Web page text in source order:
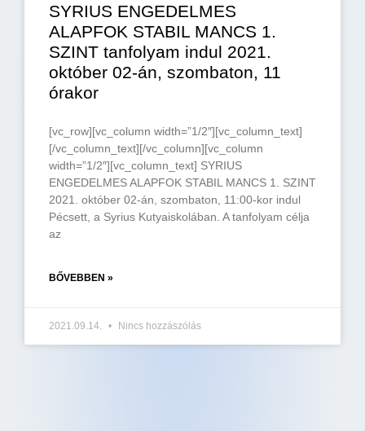
SYRIUS ENGEDELMES
ALAPFOK STABIL MANCS 1.
SZINT tanfolyam indul 2021.
október 02-án, szombaton, 11
órakor
[vc_row][vc_column width=”1/2″][vc_column_text]
[/vc_column_text][/vc_column][vc_column
width=”1/2″][vc_column_text] SYRIUS
ENGEDELMES ALAPFOK STABIL MANCS 1. SZINT
2021. október 02-án, szombaton, 11:00-kor indul
Pécsett, a Syrius Kutyaiskolában. A tanfolyam célja
az
BŐVEBBEN »
2021.09.14. Nincs hozzászólás